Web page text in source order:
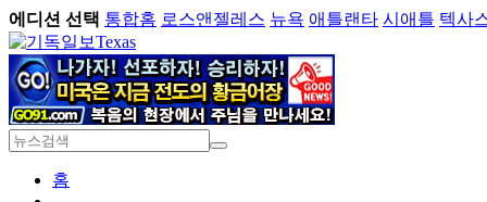
에디션 선택 통합홈 로스앤젤레스 뉴욕 애틀랜타 시애틀 텍사
Texas
홈